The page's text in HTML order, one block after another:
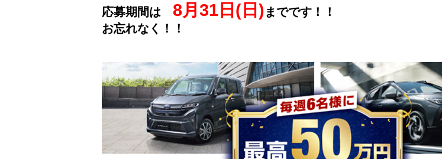
応募期間は 8月31日(日) までです！！
お忘れなく！！